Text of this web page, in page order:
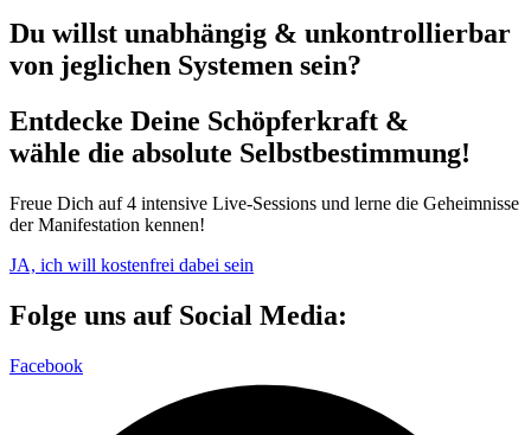
Du willst unabhängig & unkontrollierbar
von jeglichen Systemen sein?
Entdecke Deine Schöpferkraft &
wähle die absolute Selbstbestimmung!
Freue Dich auf 4 intensive Live-Sessions und lerne die Geheimnisse
der Manifestation kennen!
JA, ich will kostenfrei dabei sein
Folge uns auf Social Media:
Facebook